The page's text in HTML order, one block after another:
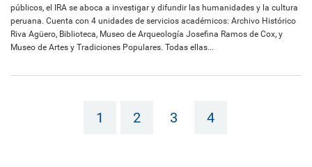
públicos, el IRA se aboca a investigar y difundir las humanidades y la cultura
peruana. Cuenta con 4 unidades de servicios académicos: Archivo Histórico
Riva Agüero, Biblioteca, Museo de Arqueología Josefina Ramos de Cox, y
Museo de Artes y Tradiciones Populares. Todas ellas...
1 2 3 4